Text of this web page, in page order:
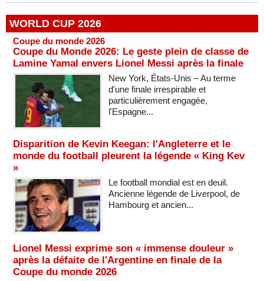
WORLD CUP 2026
Coupe du monde 2026
Coupe du Monde 2026: Le geste plein de classe de
Lamine Yamal envers Lionel Messi après la finale
New York, États-Unis – Au terme
d'une finale irrespirable et
particulièrement engagée,
l'Espagne...
Disparition de Kevin Keegan: l'Angleterre et le
monde du football pleurent la légende « King Kev
»
Le football mondial est en deuil.
Ancienne légende de Liverpool, de
Hambourg et ancien...
Lionel Messi exprime son « immense douleur »
après la défaite de l'Argentine en finale de la
Coupe du monde 2026